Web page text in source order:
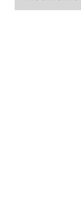
Björn Zeien